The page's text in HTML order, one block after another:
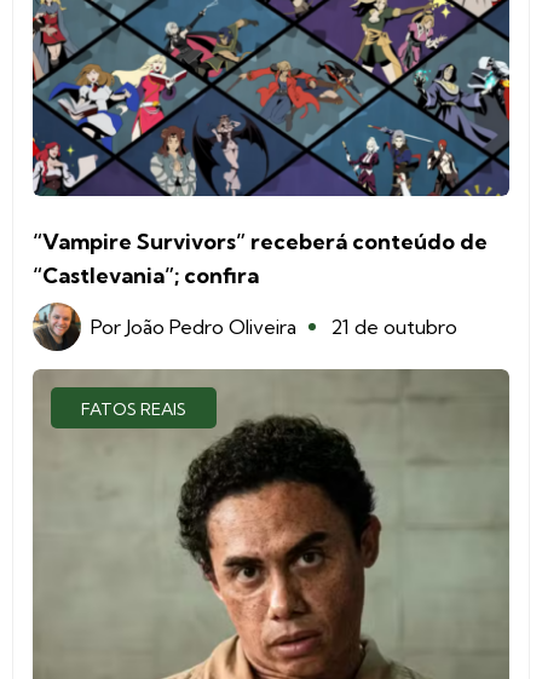
“Vampire Survivors” receberá conteúdo de
“Castlevania”; confira
Por João Pedro Oliveira 21 de outubro
FATOS REAIS